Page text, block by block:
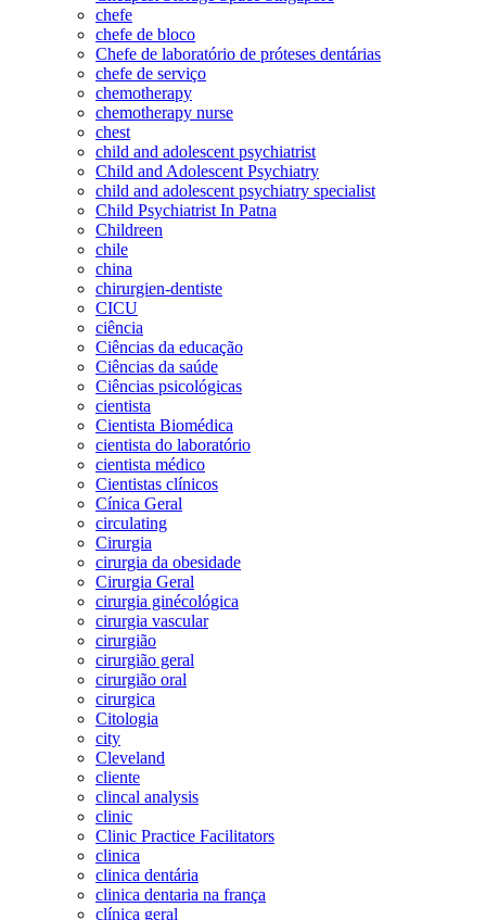
chefe
chefe de bloco
Chefe de laboratório de próteses dentárias
chefe de serviço
chemotherapy
chemotherapy nurse
chest
child and adolescent psychiatrist
Child and Adolescent Psychiatry
child and adolescent psychiatry specialist
Child Psychiatrist In Patna
Childreen
chile
china
chirurgien-dentiste
CICU
ciência
Ciências da educação
Ciências da saúde
Ciências psicológicas
cientista
Cientista Biomédica
cientista do laboratório
cientista médico
Cientistas clínicos
Cínica Geral
circulating
Cirurgia
cirurgia da obesidade
Cirurgia Geral
cirurgia ginécológica
cirurgia vascular
cirurgião
cirurgião geral
cirurgião oral
cirurgica
Citologia
city
Cleveland
cliente
clincal analysis
clinic
Clinic Practice Facilitators
clinica
clinica dentária
clinica dentaria na frança
clínica geral